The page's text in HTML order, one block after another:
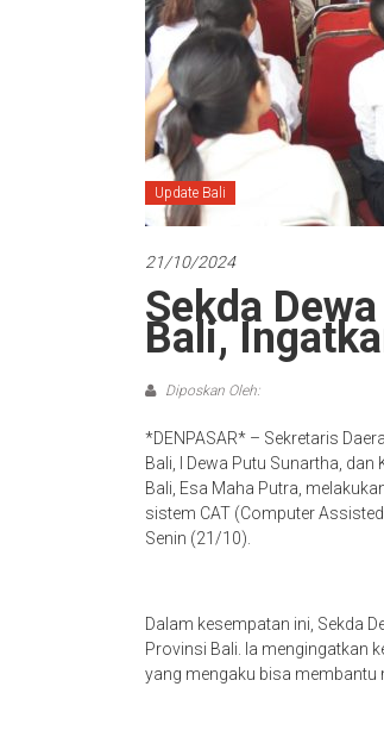
Update Bali
21/10/2024
Sekda
Bali,
Diposkan Oleh:
*DENPASAR* – Sekretaris
Bali, I Dewa Putu Sunartha,
Bali, Esa Maha Putra,
sistem CAT (Computer
Senin (21/10).
Dalam kesempatan ini, Sekda
Provinsi Bali. Ia mengingatkan
yang mengaku bisa membantu